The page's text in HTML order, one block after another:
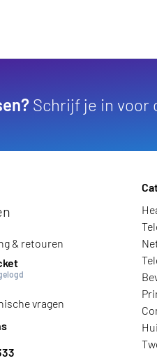
Schrijf je in voor
& retouren
vragen